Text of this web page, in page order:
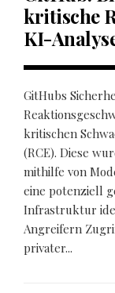
kritische
KI-
GitHubs
kritischen
(RCE). Diese
mithilfe von
eine potenziell
Infrastruktur
Angreifern
privater...